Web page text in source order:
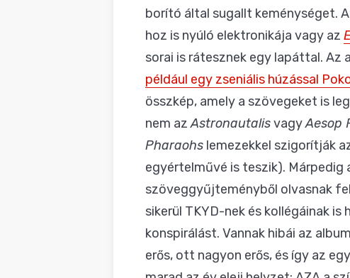
borító által sugallt keménységet.
hoz is nyúló elektronikája vagy az
sorai is rátesznek egy lapáttal. Az
például egy zseniális húzással
összkép, amely a szövegeket is
nem azAstronautalisvagyAesop
Pharaohs lemezekkel szigorítják
egyértelművé is teszik). Márpedig
szöveggyűjteményből olvasnak
sikerül TKYD-nek és kollégáinak
konspirálást. Vannak hibái az
erős, ott nagyon erős, és így az